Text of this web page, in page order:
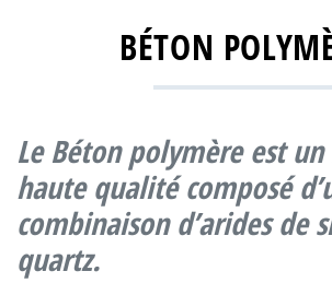
BÉTON
LeBéton polymèreest un
haute qualité composé
combinaison d’arides de
quartz.